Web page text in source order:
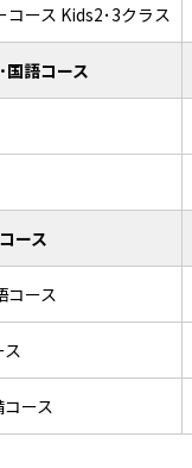
コース Kids2･3クラス
国語コース
ース
コース
ース